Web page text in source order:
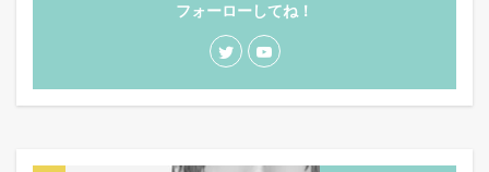
フォーローしてね！